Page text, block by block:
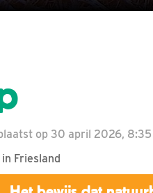
op 30 april 2026, 8:35
Friesland